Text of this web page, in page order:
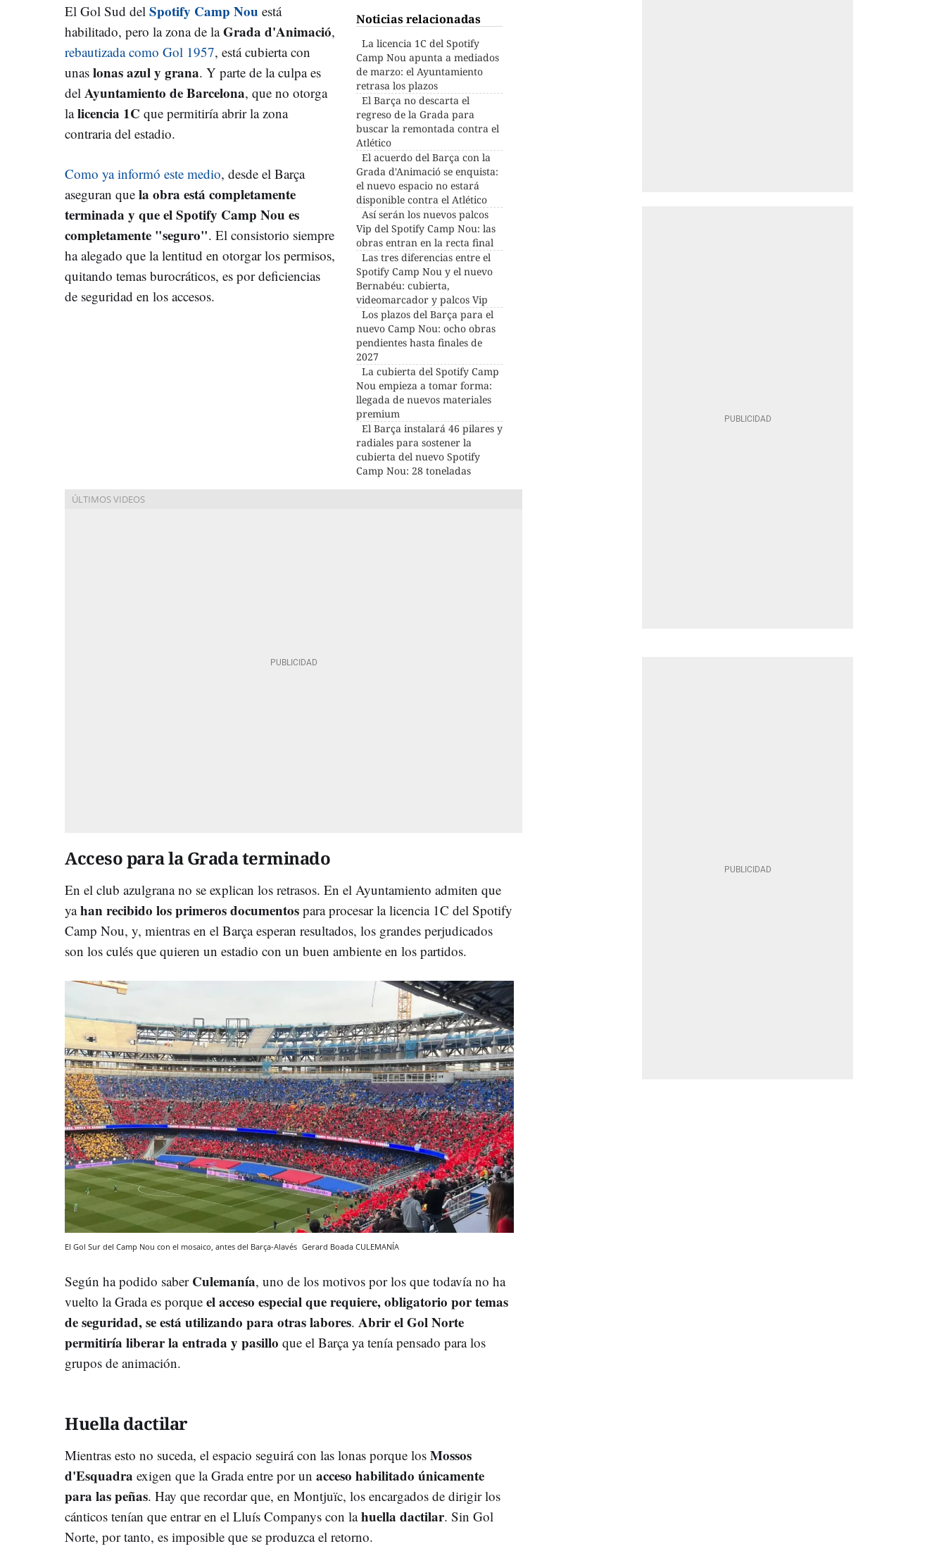
Noticias relacionadas
La licencia 1C del Spotify
Camp Nou apunta a mediados
de marzo: el Ayuntamiento
retrasa los plazos
El Barça no descarta el
regreso de la Grada para
buscar la remontada contra el
Atlético
El acuerdo del Barça con la
Grada d'Animació se enquista:
el nuevo espacio no estará
disponible contra el Atlético
Así serán los nuevos palcos
Vip del Spotify Camp Nou: las
obras entran en la recta final
Las tres diferencias entre el
Spotify Camp Nou y el nuevo
Bernabéu: cubierta,
videomarcador y palcos Vip
Los plazos del Barça para el
nuevo Camp Nou: ocho obras
pendientes hasta finales de
2027
La cubierta del Spotify Camp
Nou empieza a tomar forma:
llegada de nuevos materiales
premium
El Barça instalará 46 pilares y
radiales para sostener la
cubierta del nuevo Spotify
Camp Nou: 28 toneladas
El Gol Sud del Spotify Camp Nou está
habilitado, pero la zona de laGrada d'Animació,
rebautizada como Gol 1957, está cubierta con
unas lonas azul y grana. Y parte de la culpa es
del Ayuntamiento de Barcelona, que no otorga
lalicencia 1C que permitiría abrir la zona
contraria del estadio.
Como ya informó este medio, desde el Barça
aseguran que la obra está completamente
terminada y que el Spotify Camp Nou es
completamente "seguro". El consistorio siempre
ha alegado que la lentitud en otorgar los permisos,
quitando temas burocráticos, es por deficiencias
de seguridad en los accesos.
Acceso para la Grada terminado
En el club azulgrana no se explican los retrasos. En el Ayuntamiento admiten que
yahan recibido los primeros documentos para procesar la licencia 1C del Spotify
Camp Nou, y, mientras en el Barça esperan resultados, los grandes perjudicados
son los culés que quieren un estadio con un buen ambiente en los partidos.
El Gol Sur del Camp Nou con el mosaico, antes del Barça-Alavés Gerard Boada CULEMANÍA
Según ha podido saber Culemanía, uno de los motivos por los que todavía no ha
vuelto la Grada es porque el acceso especial que requiere, obligatorio por temas
de seguridad, se está utilizando para otras labores. Abrir el Gol Norte
permitiría liberar la entrada y pasillo que el Barça ya tenía pensado para los
grupos de animación.
Huella dactilar
Mientras esto no suceda, el espacio seguirá con las lonas porque los Mossos
d'Esquadra exigen que la Grada entre por un acceso habilitado únicamente
para las peñas. Hay que recordar que, en Montjuïc, los encargados de dirigir los
cánticos tenían que entrar en el Lluís Companys con lahuella dactilar. Sin Gol
Norte, por tanto, es imposible que se produzca el retorno.